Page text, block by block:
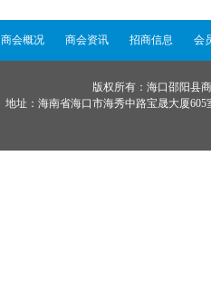
商会概况 商会资讯 招商信息 会
版权所有：海口邵阳
地址：海南省海口市海秀中路宝晟大厦